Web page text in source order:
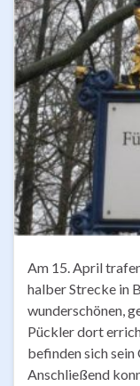
Am 15. April
halber Strecke in
wunderschönen,
Pückler dort
befinden sich sein
Anschließend